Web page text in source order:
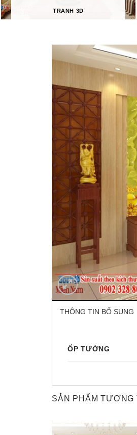
TRANH 3D
THÔNG TIN BỔ SUNG
ỐP TƯỜNG
SẢN PHẨM TƯƠNG